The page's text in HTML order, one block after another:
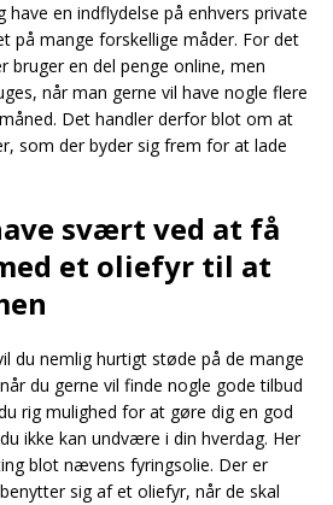
have en indflydelse på enhvers private
på mange forskellige måder. For det
bruger en del penge online, men
når man gerne vil have nogle flere
Det handler derfor blot om at
som der byder sig frem for at lade
svært ved at få
et oliefyr til at
du nemlig hurtigt støde på de mange
du gerne vil finde nogle gode tilbud
rig mulighed for at gøre dig en god
ikke kan undvære i din hverdag. Her
blot nævens fyringsolie. Der er
sig af et oliefyr, når de skal